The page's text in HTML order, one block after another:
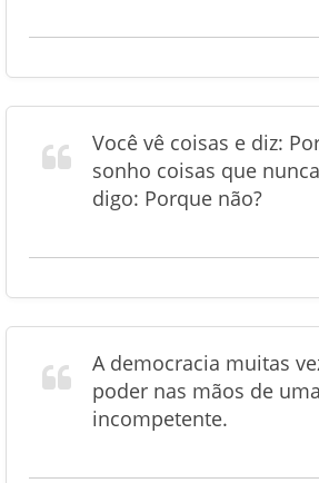
Você vê coisas e diz:
sonho coisas que
digo: Porque não?
A democracia muitas
poder nas mãos de
incompetente.